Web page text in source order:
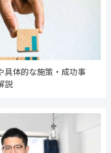
具体的な施策・成功事
説